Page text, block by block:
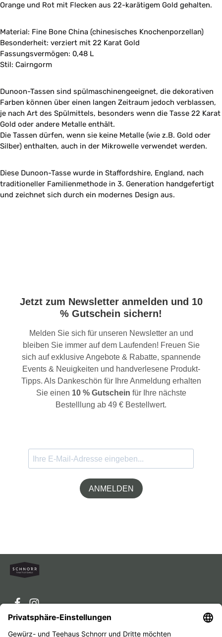
Orange und Rot mit Flecken aus 22-karätigem Gold gehalten.
Material: Fine Bone China (chinesisches Knochenporzellan)
Besonderheit: verziert mit 22 Karat Gold
Fassungsvermögen: 0,48 L
Stil: Cairngorm
Dunoon-Tassen sind spülmaschinengeeignet, die dekorativen
Farben können über einen langen Zeitraum jedoch verblassen,
je nach Art des Spülmittels, besonders wenn die Tasse 22 Karat
Gold oder andere Metalle enthält.
Die Tassen dürfen, wenn sie keine Metalle (wie z.B. Gold oder
Silber) enthalten, auch in der Mikrowelle verwendet werden.
Diese Dunoon-Tasse wurde in Staffordshire, England, nach
traditioneller Familienmethode in 3. Generation handgefertigt
und zeichnet sich durch ein modernes Design aus.
Jetzt zum Newsletter anmelden und 10
% Gutschein sichern!
Melden Sie sich für unseren Newsletter an und
bleiben Sie immer auf dem Laufenden! Freuen Sie
sich auf exklusive Angebote & Rabatte, spannende
Events & Neuigkeiten und handverlesene Produkt-
Tipps. Als Dankeschön für Ihre Anmeldung erhalten
Sie einen 10 % Gutschein für Ihre nächste
Bestelllung ab 49 € Bestellwert.
ANMELDEN
Service-Hotline